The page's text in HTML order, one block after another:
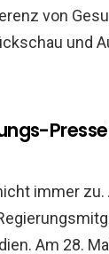
von
und
immer zu.
Am 28.